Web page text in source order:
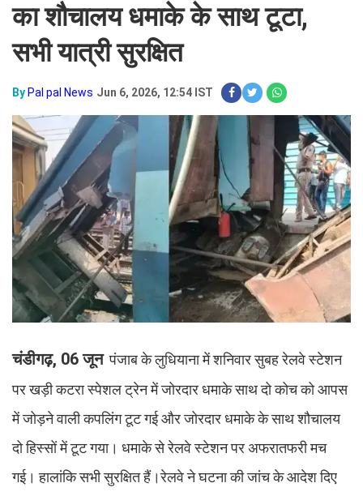
का शौचालय धमाके के साथ टूटा,
सभी यात्री सुरक्षित
By Pal pal News Jun 6, 2026, 12:54 IST
चंडीगढ़, 06 जूनपंजाब के लुधियाना में शनिवार सुबह रेलवे स्टेशन
पर खड़ी कटरा स्पेशल ट्रेन में जोरदार धमाके साथ दो कोच को आपस
में जोड़ने वाली कपलिंग टूट गई और जोरदार धमाके के साथ शौचालय
दो हिस्सों में टूट गया। धमाके से रेलवे स्टेशन पर अफरातफरी मच
गई। हालांकि सभी सुरक्षित हैं।रेलवे ने घटना की जांच के आदेश दिए